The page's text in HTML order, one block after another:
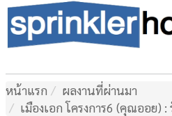
หน้าแรก
ผลงานที่ผ่านมา
เมืองเอก โครงการ6 (คุณออย) :